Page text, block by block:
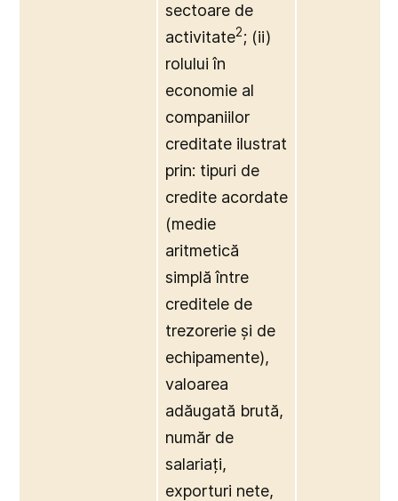
sectoare de
activitate2; (ii)
rolului în
economie al
companiilor
creditate ilustrat
prin: tipuri de
credite acordate
(medie
aritmetică
simplă între
creditele de
trezorerie și de
echipamente),
valoarea
adăugată brută,
număr de
salariați,
exporturi nete,